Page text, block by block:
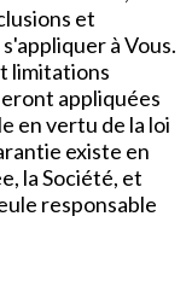
et
à Vous.
limitations
appliquées
en vertu de la loi
existe en
la Société, et
responsable